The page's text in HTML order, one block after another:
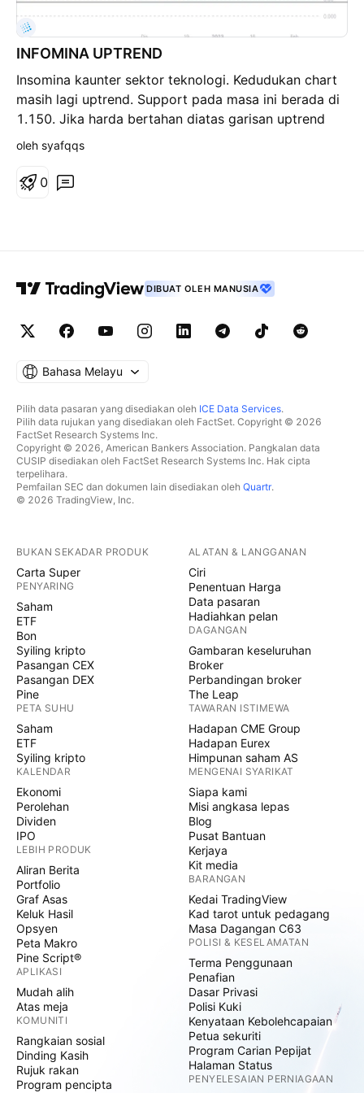
Boleh perhatikan area RBS 4. Utk kekal momentum
mesti berada atas support 1.210 5. Kemasukan
volum besar melebihi purata
INFOMINA UPTREND
Insomina kaunter sektor teknologi. Kedudukan chart
masih lagi uptrend. Support pada masa ini berada di
1.150. Jika harda bertahan diatas garisan uptrend
line ianya akan meneruskan kenaikkan tetapi
oleh syafqqs
0
DIBUAT OLEH MANUSIA
Bahasa Melayu
Pilih data pasaran yang disediakan oleh ICE Data Services.
Pilih data rujukan yang disediakan oleh FactSet. Copyright © 2026
FactSet Research Systems Inc.
Copyright © 2026, American Bankers Association. Pangkalan data
CUSIP disediakan oleh FactSet Research Systems Inc. Hak cipta
terpelihara.
Pemfailan SEC dan dokumen lain disediakan oleh Quartr.
© 2026 TradingView, Inc.
BUKAN SEKADAR PRODUK
Carta Super
PENYARING
Saham
ETF
Bon
Syiling kripto
Pasangan CEX
Pasangan DEX
Pine
PETA SUHU
Saham
ETF
Syiling kripto
KALENDAR
Ekonomi
Perolehan
Dividen
IPO
LEBIH PRODUK
Aliran Berita
Portfolio
Graf Asas
Keluk Hasil
Opsyen
Peta Makro
Pine Script®
APLIKASI
Mudah alih
Atas meja
KOMUNITI
Rangkaian sosial
Dinding Kasih
Rujuk rakan
Program pencipta
ALATAN & LANGGANAN
Ciri
Penentuan Harga
Data pasaran
Hadiahkan pelan
DAGANGAN
Gambaran keseluruhan
Broker
Perbandingan broker
The Leap
TAWARAN ISTIMEWA
Hadapan CME Group
Hadapan Eurex
Himpunan saham AS
MENGENAI SYARIKAT
Siapa kami
Misi angkasa lepas
Blog
Pusat Bantuan
Kerjaya
Kit media
BARANGAN
Kedai TradingView
Kad tarot untuk pedagang
Masa Dagangan C63
POLISI & KESELAMATAN
Terma Penggunaan
Penafian
Dasar Privasi
Polisi Kuki
Kenyataan Kebolehcapaian
Petua sekuriti
Program Carian Pepijat
Halaman Status
PENYELESAIAN PERNIAGAAN